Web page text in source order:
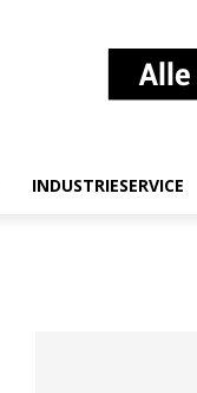
INDUSTRIESERVICE